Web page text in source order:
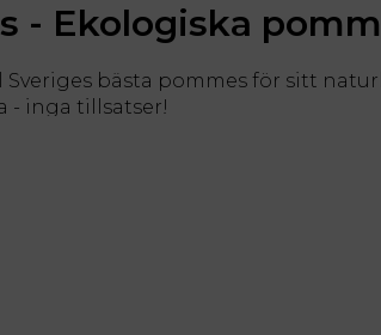
- Ekologiska
Sveriges bästa pommes för sitt
- inga tillsatser!
av KRAV-certifierade